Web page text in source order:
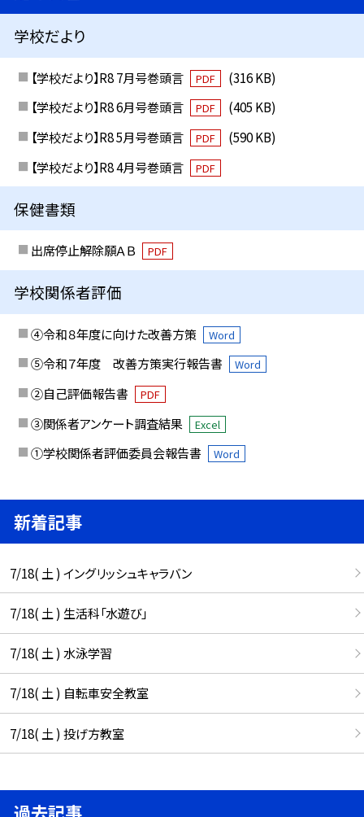
学校だより
【学校だより】R8 7月号巻頭言 PDF
(316 KB)
【学校だより】R8 6月号巻頭言
PDF
(405 KB)
【学校だより】R8 5月号巻頭言
PDF
(590 KB)
【学校だより】R8 4月号巻頭言
PDF
保健書類
出席停止解除願ＡＢ PDF
学校関係者評価
④令和８年度に向けた改善方策 Word
⑤令和７年度 改善方策実行報告書 Word
②自己評価報告書 PDF
③関係者アンケート調査結果 Excel
①学校関係者評価委員会報告書 Word
新着記事
7/18( 土 ) イングリッシュキャラバン
7/18( 土 ) 生活科「水遊び」
7/18( 土 ) 水泳学習
7/18( 土 ) 自転車安全教室
7/18( 土 ) 投げ方教室
過去記事